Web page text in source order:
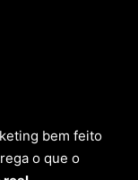
bem feito
o que o